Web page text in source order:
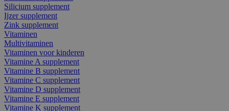
Silicium supplement
Ijzer supplement
Zink supplement
Vitaminen
Multivitaminen
Vitaminen voor kinderen
Vitamine A supplement
Vitamine B supplement
Vitamine C supplement
Vitamine D supplement
Vitamine E supplement
Vitamine K supplement